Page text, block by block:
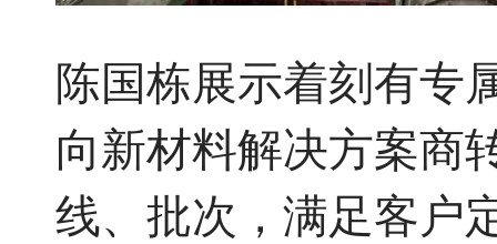
陈国栋展示着刻有专
向新材料解决方案商
线、批次，满足客户